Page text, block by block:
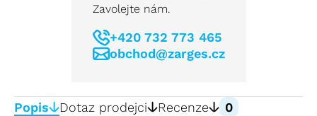
Zavolejte nám.
+420 732 773 465
obchod@zarges.cz
Popis Dotaz prodejci Recenze 0